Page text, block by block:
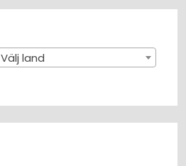
Välj land